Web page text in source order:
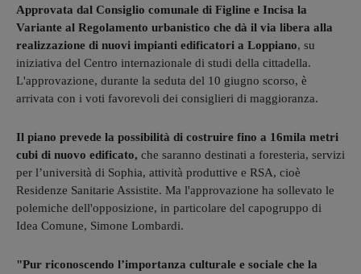
Approvata dal Consiglio comunale di Figline e Incisa la
Variante al Regolamento urbanistico che dà il via libera alla
realizzazione di nuovi impianti edificatori a Loppiano, su
iniziativa del Centro internazionale di studi della cittadella.
L'approvazione, durante la seduta del 10 giugno scorso, è
arrivata con i voti favorevoli dei consiglieri di maggioranza.
Il piano prevede la possibilità di costruire fino a 16mila metri
cubi di nuovo edificato, che saranno destinati a foresteria, servizi
per l’università di Sophia, attività produttive e RSA, cioè
Residenze Sanitarie Assistite. Ma l'approvazione ha sollevato le
polemiche dell'opposizione, in particolare del capogruppo di
Idea Comune, Simone Lombardi.
"Pur riconoscendo l’importanza culturale e sociale che la